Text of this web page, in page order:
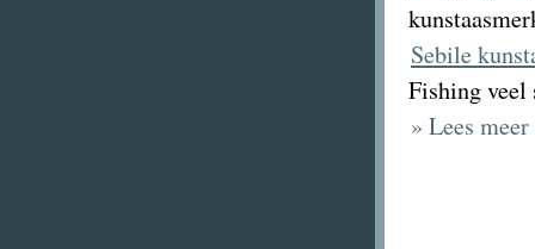
Sebile
Fishing veel
» Lees